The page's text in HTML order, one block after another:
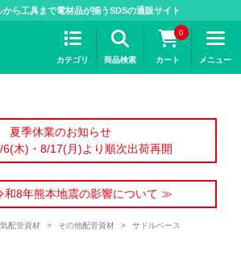
から工具まで電材品が揃うSDSの通販サイト
カテゴリ 商品検索
0
カート メニュー
夏季休業のお知らせ
木)・8/17(月)より順次出荷再開
和8年熊本地震の影響について ≫
配管資材 > その他配管資材 > サドルベース